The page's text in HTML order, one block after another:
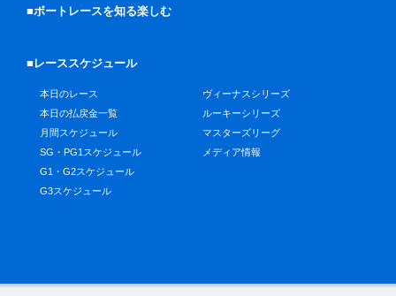
■ボートレースを知る楽しむ
■レーススケジュール
本日のレース
本日の払戻金一覧
月間スケジュール
SG・PG1スケジュール
G1・G2スケジュール
G3スケジュール
ヴィーナスシリーズ
ルーキーシリーズ
マスターズリーグ
メディア情報